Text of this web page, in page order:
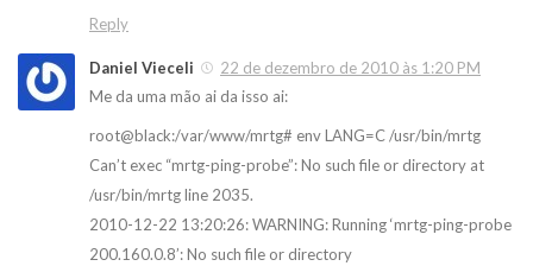
Reply
Daniel Vieceli
22 de dezembro de 2010 às 1:20 PM
Me da uma mão ai da isso ai:
root@black:/var/www/mrtg# env LANG=C /usr/bin/mrtg
Can’t exec “mrtg-ping-probe”: No such file or directory at
/usr/bin/mrtg line 2035.
2010-12-22 13:20:26: WARNING: Running ‘mrtg-ping-probe
200.160.0.8’: No such file or directory